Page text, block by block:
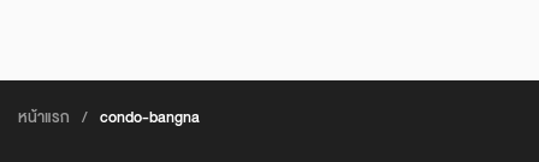
หน้าแรก / condo-bangna